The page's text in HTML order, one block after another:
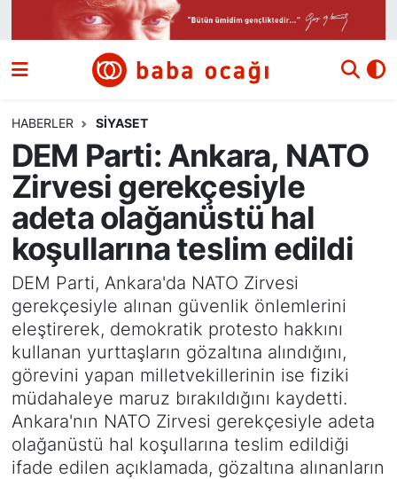
HABERLER SIYASET
DEM Parti: Ankara, NATO
Zirvesi gerekçesiyle
adeta olağanüstü hal
koşullarına teslim edildi
DEM Parti, Ankara'da NATO Zirvesi
gerekçesiyle alınan güvenlik önlemlerini
eleştirerek, demokratik protesto hakkını
kullanan yurttaşların gözaltına alındığını,
görevini yapan milletvekillerinin ise fiziki
müdahaleye maruz bırakıldığını kaydetti.
Ankara'nın NATO Zirvesi gerekçesiyle adeta
olağanüstü hal koşullarına teslim edildiği
ifade edilen açıklamada, gözaltına alınanların
Siyaset
Ekonomi
Dünya
Kültür ve Sanat
Eğitim
Bilim ve Teknoloji
Yazı Dizisi
Nöbetçi Eczaneler
Hava Durumu
Namaz Vakitleri
Trafik Durumu
Süper Lig Puan Durumu ve Fikstür
Tüm Manşetler
Son Dakika Haberleri
Haber Arşivi